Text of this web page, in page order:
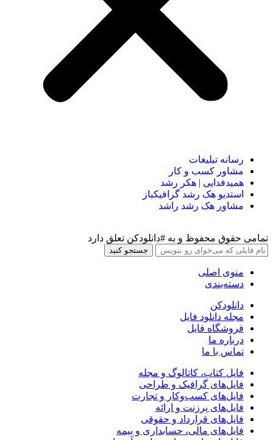
رسانه تبلیغات
مشاور کسب و کار
همیدفدایی | هکر رشد
استدیو هک رشد گرافیکباز
مشاور هک رشد راشد
تمامی حقوق محفوظ و به #دانلودکن تعلق دارد
جستجو کنید
منوی اصلی
دسته‌بندی
دانلودکن
مجله دانلود فایل
فروشگاه فایل
درباره ما
تماس با ما
فایل کتاب، کاتالوگ و مجله
فایل‌های گرافیک و طراحی
فایل‌های کسب‌وکار و تجارت
فایل‌های پرزنت و ارائه
فایل‌های قرارداد و حقوقی
فایل‌های مالی، حسابداری و بیمه